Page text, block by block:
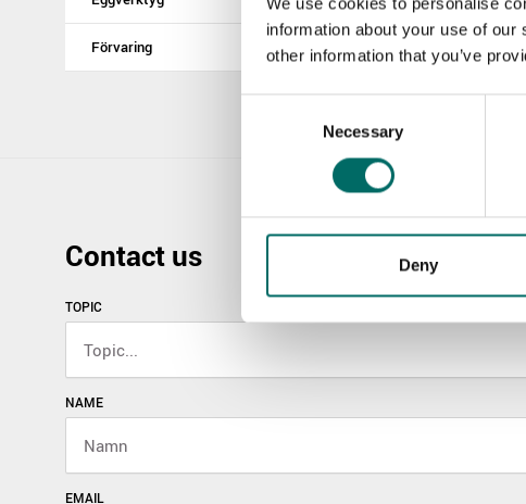
information about your use of
other information that you’ve
Necessary
Deny
Förvaring
Contact us
TOPIC
NAME
EMAIL